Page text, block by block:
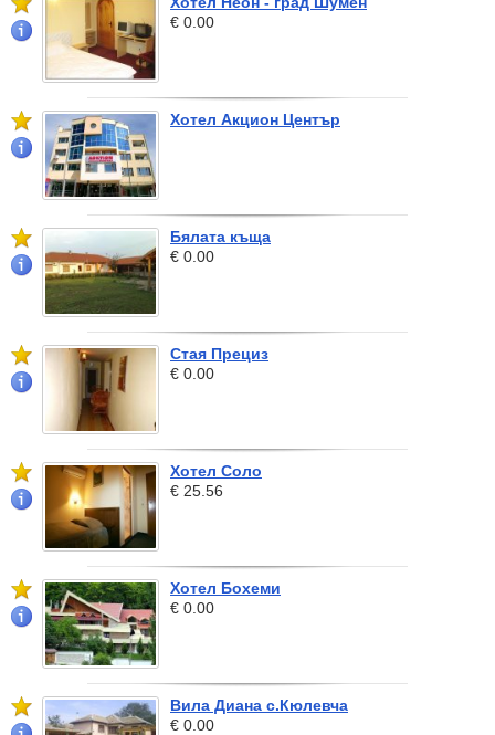
€ 0.00
Хотел Акцион Център
Бялата къща
€ 0.00
Стая Прециз
€ 0.00
Хотел Соло
€ 25.56
Хотел Бохеми
€ 0.00
Вила Диана с.Кюлевча
€ 0.00